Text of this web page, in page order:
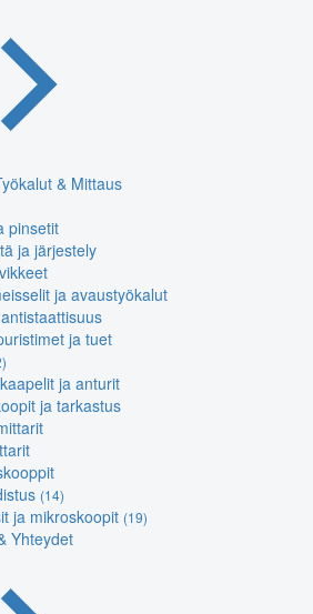
& Mittaus
pinsetit
ja järjestely
ja avaustyökalut
ja tuet
ja anturit
ja tarkastus
(14)
ja mikroskoopit (19)
Yhteydet